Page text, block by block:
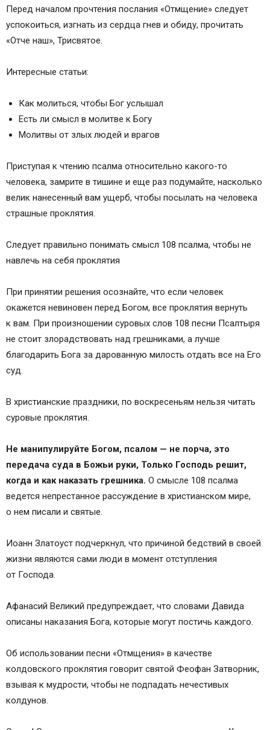
Перед началом прочтения послания «Отмщение» следует
успокоиться, изгнать из сердца гнев и обиду, прочитать
«Отче наш», Трисвятое.
Интересные статьи:
Как молиться, чтобы Бог услышал
Есть ли смысл в молитве к Богу
Молитвы от злых людей и врагов
Приступая к чтению псалма относительно какого-то
человека, замрите в тишине и еще раз подумайте, насколько
велик нанесенный вам ущерб, чтобы посылать на человека
страшные проклятия.
Следует правильно понимать смысл 108 псалма, чтобы не
навлечь на себя проклятия
При принятии решения осознайте, что если человек
окажется невиновен перед Богом, все проклятия вернуть
к вам. При произношении суровых слов 108 песни Псалтыря
не стоит злорадствовать над грешниками, а лучше
благодарить Бога за дарованную милость отдать все на Его
суд.
В христианские праздники, по воскресеньям нельзя читать
суровые проклятия.
Не манипулируйте Богом, псалом — не порча, это
передача суда в Божьи руки, Только Господь решит,
когда и как наказать грешника. О смысле 108 псалма
ведется непрестанное рассуждение в христианском мире,
о нем писали и святые.
Иоанн Златоуст подчеркнул, что причиной бедствий в своей
жизни являются сами люди в момент отступления
от Господа.
Афанасий Великий предупреждает, что словами Давида
описаны наказания Бога, которые могут постичь каждого.
Об использовании песни «Отмщения» в качестве
колдовского проклятия говорит святой Феофан Затворник,
взывая к мудрости, чтобы не подпадать нечестивых
колдунов.